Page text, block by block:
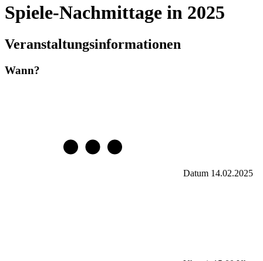
Spiele-Nachmittage in 2025
Veranstaltungsinformationen
Wann?
Datum 14.02.2025